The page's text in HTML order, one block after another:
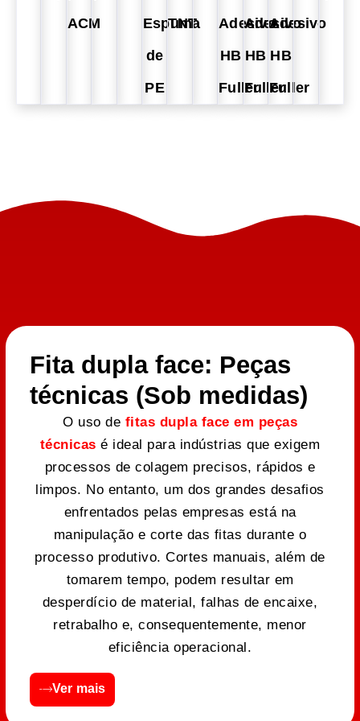
ACM
Espuma
de
PE
TNT
Adesivo
HB
Fuller
Adesivo
HB
Fuller
Adesivo
HB
Fuller
Fita dupla face: Peças
técnicas (Sob medidas)
O uso de fitas dupla face em peças
técnicas é ideal para indústrias que exigem
processos de colagem precisos, rápidos e
limpos. No entanto, um dos grandes desafios
enfrentados pelas empresas está na
manipulação e corte das fitas durante o
processo produtivo. Cortes manuais, além de
tomarem tempo, podem resultar em
desperdício de material, falhas de encaixe,
retrabalho e, consequentemente, menor
eficiência operacional.
Ver mais